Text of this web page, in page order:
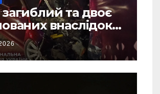
та двоє
внаслідок
Самбірщині